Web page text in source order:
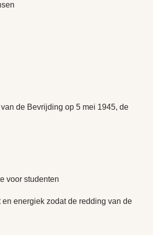
de Bevrijding op 5 mei 1945, de
voor studenten
energiek zodat de redding van de